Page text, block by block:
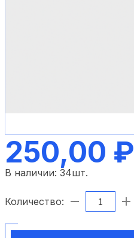
250,00 ₽
В наличии: 34шт.
Количество: